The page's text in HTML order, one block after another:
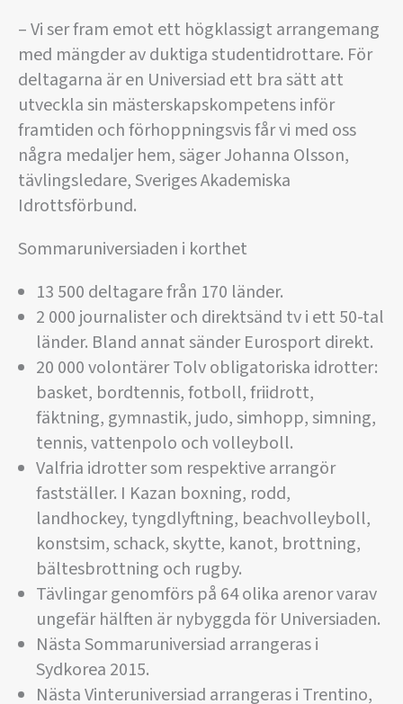
– Vi ser fram emot ett högklassigt arrangemang
med mängder av duktiga studentidrottare. För
deltagarna är en Universiad ett bra sätt att
utveckla sin mästerskapskompetens inför
framtiden och förhoppningsvis får vi med oss
några medaljer hem, säger Johanna Olsson,
tävlingsledare, Sveriges Akademiska
Idrottsförbund.
Sommaruniversiaden i korthet
13 500 deltagare från 170 länder.
2 000 journalister och direktsänd tv i ett 50-tal
länder. Bland annat sänder Eurosport direkt.
20 000 volontärer Tolv obligatoriska idrotter:
basket, bordtennis, fotboll, friidrott,
fäktning, gymnastik, judo, simhopp, simning,
tennis, vattenpolo och volleyboll.
Valfria idrotter som respektive arrangör
fastställer. I Kazan boxning, rodd,
landhockey, tyngdlyftning, beachvolleyboll,
konstsim, schack, skytte, kanot, brottning,
bältesbrottning och rugby.
Tävlingar genomförs på 64 olika arenor varav
ungefär hälften är nybyggda för Universiaden.
Nästa Sommaruniversiad arrangeras i
Sydkorea 2015.
Nästa Vinteruniversiad arrangeras i Trentino,